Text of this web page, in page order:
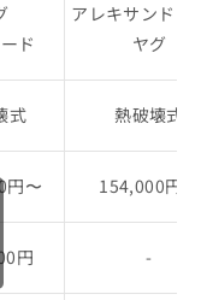
ド
アレキサンドラ
ヤグ
式 熱破壊式
円〜 154,000円〜
円 -